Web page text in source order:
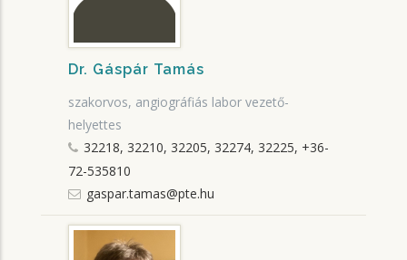
Dr. Gáspár Tamás
szakorvos, angiográfiás labor vezető-
helyettes
32218, 32210, 32205, 32274, 32225, +36-
72-535810
gaspar.tamas@pte.hu